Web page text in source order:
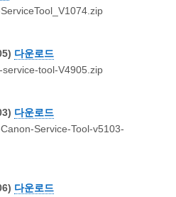
다운로드
tool-V4905.zip
다운로드
Service-Tool-v5103-
다운로드